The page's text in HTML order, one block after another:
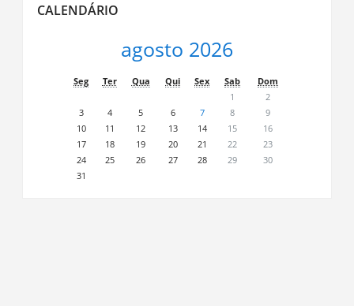
Calendário
CALENDÁRIO
agosto 2026
Seg Ter Qua Qui Sex Sab
Dom
1
2
3
4 5 6 7 8
9
10
11 12 13 14 15
16
17
18 19 20 21 22
23
24
25 26 27 28 29
30
31